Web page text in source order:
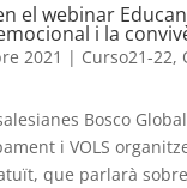
el webinar
i la
2021 | Curso21-22,
Bosco
i VOLS
que parlarà